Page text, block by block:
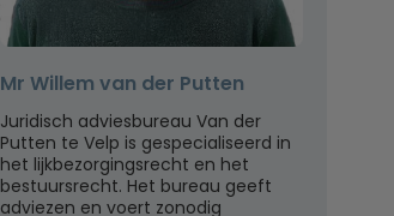
Mr Willem van der Putten
Juridisch adviesbureau Van der
Putten te Velp is gespecialiseerd in
het lijkbezorgingsrecht en het
bestuursrecht. Het bureau geeft
adviezen en voert zonodig